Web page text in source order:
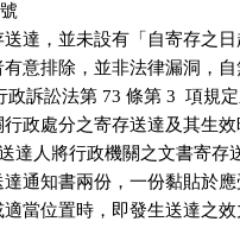
達，並未設有「自寄存之
意排除，並非法律漏洞，
政訴訟法第 73 條第 3  項規
政處分之寄存送達及其生
達人將行政機關之文書寄存
通知書兩份，一份黏貼於
當位置時，即發生送達之效